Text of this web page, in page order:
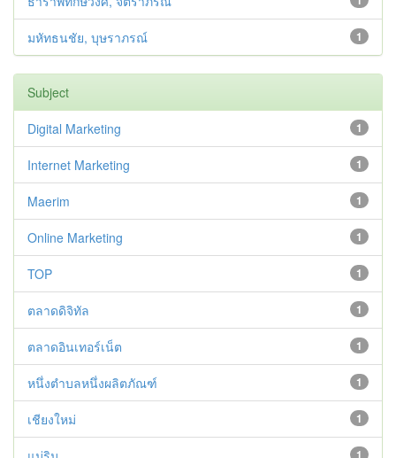
1
มหัทธนชัย, บุษราภรณ์
Subject
1
Digital Marketing
1
Internet Marketing
1
Maerim
1
Online Marketing
1
TOP
1
ตลาดดิจิทัล
1
ตลาดอินเทอร์เน็ต
1
หนึ่งตำบลหนึ่งผลิตภัณฑ์
1
เชียงใหม่
1